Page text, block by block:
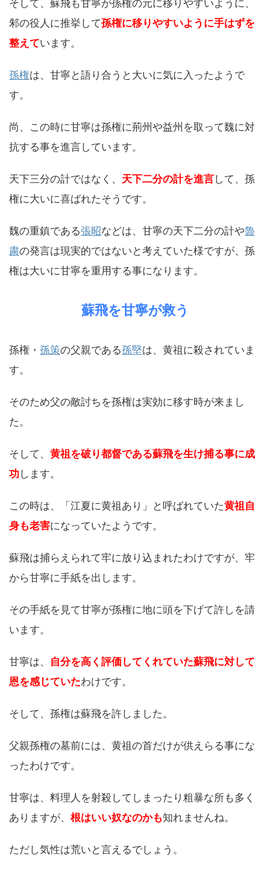
そして、蘇飛も甘寧が孫権の元に移りやすいように、
邾の役人に推挙して孫権に移りやすいように手はずを
整えています。
孫権は、甘寧と語り合うと大いに気に入ったようで
す。
尚、この時に甘寧は孫権に荊州や益州を取って魏に対
抗する事を進言しています。
天下三分の計ではなく、 天下二分の計を進言して、孫
権に大いに喜ばれたそうです。
魏の重鎮である張昭などは、甘寧の天下二分の計や魯
粛の発言は現実的ではないと考えていた様ですが、孫
権は大いに甘寧を重用する事になります。
蘇飛を甘寧が救う
孫権・ 孫策の父親である孫堅は、黄祖に殺されていま
す。
そのため父の敵討ちを孫権は実効に移す時が来まし
た。
そして、 黄祖を破り都督である蘇飛を生け捕る事に成
功します。
この時は、「江夏に黄祖あり」と呼ばれていた黄祖自
身も老害になっていたようです。
蘇飛は捕らえられて牢に放り込まれたわけですが、牢
から甘寧に手紙を出します。
その手紙を見て甘寧が孫権に地に頭を下げて許しを請
います。
甘寧は、 自分を高く評価してくれていた蘇飛に対して
恩を感じていたわけです。
そして、孫権は蘇飛を許しました。
父親孫権の墓前には、黄祖の首だけが供えらる事にな
ったわけです。
甘寧は、料理人を射殺してしまったり粗暴な所も多く
ありますが、 根はいい奴なのかも知れませんね。
ただし気性は荒いと言えるでしょう。